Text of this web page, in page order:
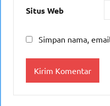
Situs Web
Simpan nama,